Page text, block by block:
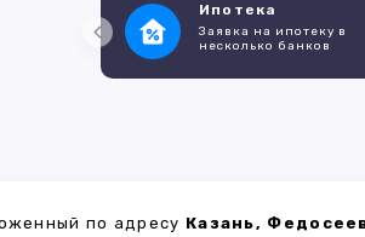
Ипотека
Заявка на ипотеку в
несколько банков
по адресу Казань,